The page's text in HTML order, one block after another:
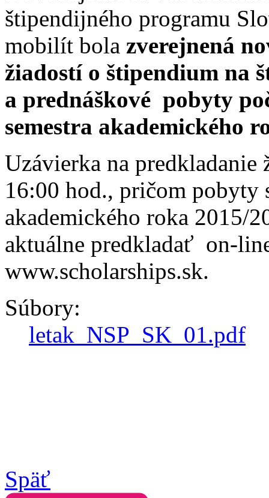
štipendijného programu
mobilít bola zverejnená
žiadostí o štipendium na
a prednáškové pobyty
semestra akademického
Uzávierka na
16:00 hod., pričom
akademického roka 2015/
aktuálne predkladať on-
www.scholarships.sk.
Súbory:
letak_NSP_SK_01.pdf
Späť